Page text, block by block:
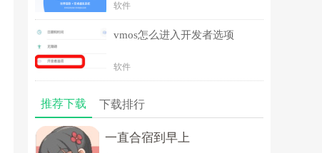
软件
vmos怎么进入开发者选项
软件
推荐下载 下载排行
一直合宿到早上